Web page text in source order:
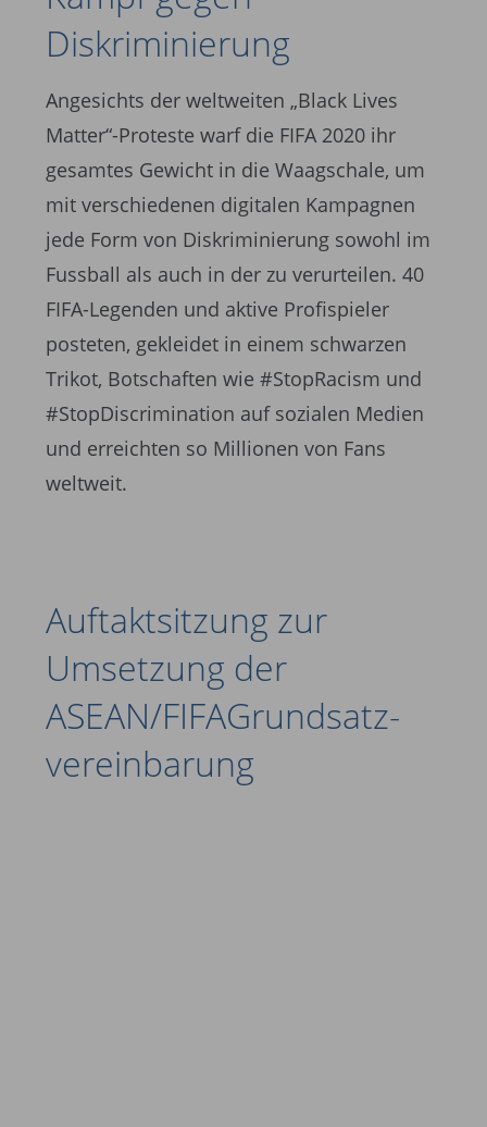
Diskriminierung
Angesichts der weltweiten „Black Lives
Matter“-Proteste warf die FIFA 2020 ihr
gesamtes Gewicht in die Waagschale, um
mit verschiedenen digitalen Kampagnen
jede Form von Diskriminierung sowohl im
Fussball als auch in der zu verurteilen. 40
FIFA-Legenden und aktive Profispieler
posteten, gekleidet in einem schwarzen
Trikot, Botschaften wie #StopRacism und
#StopDiscrimination auf sozialen Medien
und erreichten so Millionen von Fans
weltweit.
Auftaktsitzung zur
Umsetzung der
ASEAN/FIFA­Grundsatz­
vereinbarung